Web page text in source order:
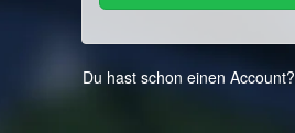
Du hast schon einen Account?